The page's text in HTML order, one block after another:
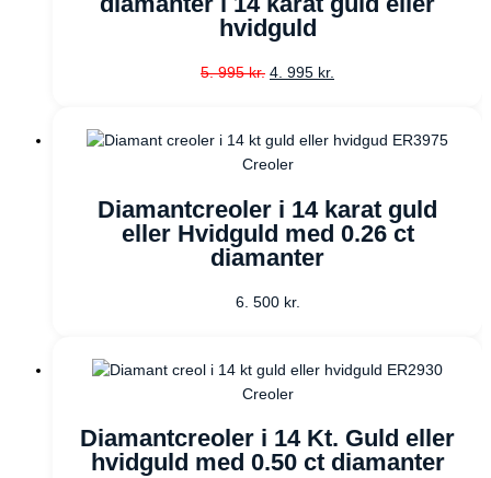
hvidguld
5. 995kr. 4. 995 kr.
Creoler
Diamantcreoler i 14 karat guld
eller Hvidguld med 0.26 ct
diamanter
6. 500 kr.
Creoler
Diamantcreoler i 14 Kt. Guld eller
hvidguld med 0.50 ct diamanter